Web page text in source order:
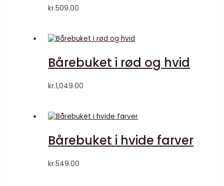
kr.509.00
Bårebuket i rød og hvid
kr.1,049.00
Bårebuket i hvide farver
kr.549.00